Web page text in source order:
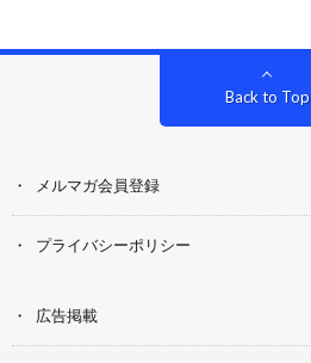
Back to Top
メルマガ会員登録
プライバシーポリシー
広告掲載